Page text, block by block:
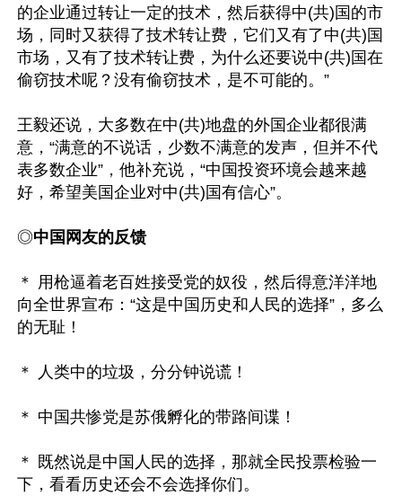
的企业通过转让一定的技术，然后获得中(共)国的市
场，同时又获得了技术转让费，它们又有了中(共)国
市场，又有了技术转让费，为什么还要说中(共)国在
偷窃技术呢？没有偷窃技术，是不可能的。”
王毅还说，大多数在中(共)地盘的外国企业都很满
意，“满意的不说话，少数不满意的发声，但并不代
表多数企业”，他补充说，“中国投资环境会越来越
好，希望美国企业对中(共)国有信心”。
◎中国网友的反馈
＊ 用枪逼着老百姓接受党的奴役，然后得意洋洋地
向全世界宣布：“这是中国历史和人民的选择”，多么
的无耻！
＊ 人类中的垃圾，分分钟说谎！
＊ 中国共惨党是苏俄孵化的带路间谍！
＊ 既然说是中国人民的选择，那就全民投票检验一
下，看看历史还会不会选择你们。